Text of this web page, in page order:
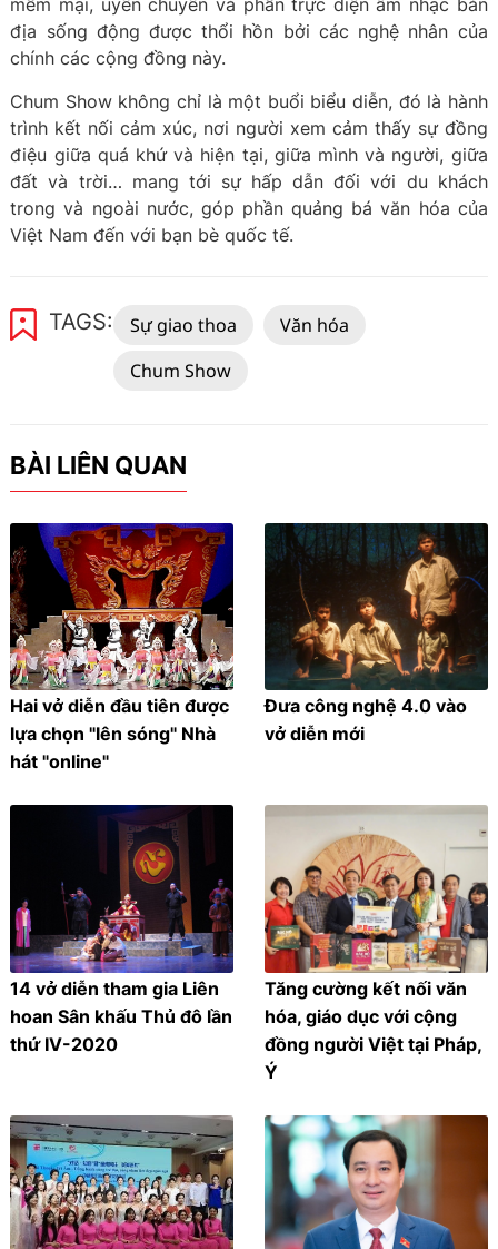
mềm mại, uyển chuyển và phần trực diện âm nhạc bản
địa sống động được thổi hồn bởi các nghệ nhân của
chính các cộng đồng này.
Chum Show không chỉ là một buổi biểu diễn, đó là hành
trình kết nối cảm xúc, nơi người xem cảm thấy sự đồng
điệu giữa quá khứ và hiện tại, giữa mình và người, giữa
đất và trời… mang tới sự hấp dẫn đối với du khách
trong và ngoài nước, góp phần quảng bá văn hóa của
Việt Nam đến với bạn bè quốc tế.
TAGS: Sự giao thoa
Văn hóa
Chum Show
BÀI LIÊN QUAN
Hai vở diễn đầu tiên được
lựa chọn "lên sóng" Nhà
hát "online"
Đưa công nghệ 4.0 vào
vở diễn mới
14 vở diễn tham gia Liên
hoan Sân khấu Thủ đô lần
thứ IV-2020
Tăng cường kết nối văn
hóa, giáo dục với cộng
đồng người Việt tại Pháp,
Ý